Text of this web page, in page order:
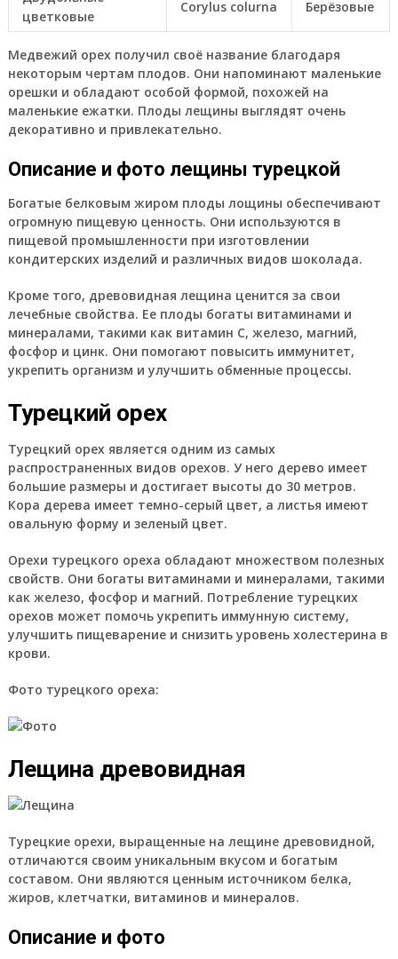
цветковые
Corylus colurna Берёзовые
Медвежий орех получил своё название благодаря
некоторым чертам плодов. Они напоминают маленькие
орешки и обладают особой формой, похожей на
маленькие ежатки. Плоды лещины выглядят очень
декоративно и привлекательно.
Описание и фото лещины турецкой
Богатые белковым жиром плоды лощины обеспечивают
огромную пищевую ценность. Они используются в
пищевой промышленности при изготовлении
кондитерских изделий и различных видов шоколада.
Кроме того, древовидная лещина ценится за свои
лечебные свойства. Ее плоды богаты витаминами и
минералами, такими как витамин С, железо, магний,
фосфор и цинк. Они помогают повысить иммунитет,
укрепить организм и улучшить обменные процессы.
Турецкий орех
Турецкий орех является одним из самых
распространенных видов орехов. У него дерево имеет
большие размеры и достигает высоты до 30 метров.
Кора дерева имеет темно-серый цвет, а листья имеют
овальную форму и зеленый цвет.
Орехи турецкого ореха обладают множеством полезных
свойств. Они богаты витаминами и минералами, такими
как железо, фосфор и магний. Потребление турецких
орехов может помочь укрепить иммунную систему,
улучшить пищеварение и снизить уровень холестерина в
крови.
Фото турецкого ореха:
Лещина древовидная
Турецкие орехи, выращенные на лещине древовидной,
отличаются своим уникальным вкусом и богатым
составом. Они являются ценным источником белка,
жиров, клетчатки, витаминов и минералов.
Описание и фото